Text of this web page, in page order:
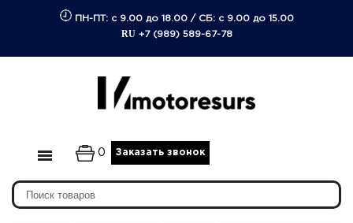
ПН-ПТ: с 9.00 до 18.00/ СБ: с 9.00 до 15.00
RU +7 (989) 589-67-78
0 Заказать звонок